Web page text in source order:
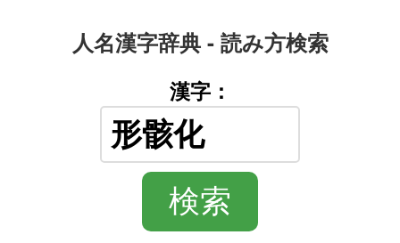
人名漢字辞典 - 読み方検索
漢字：